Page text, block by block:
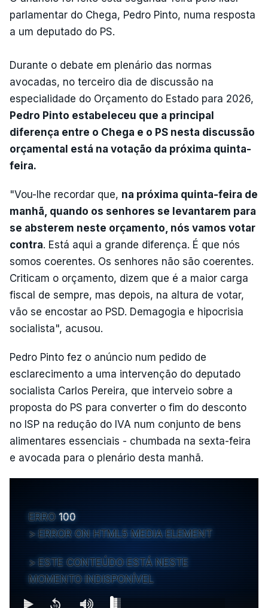
parlamentar do Chega, Pedro Pinto, numa resposta
a um deputado do PS.
Durante o debate em plenário das normas
avocadas, no terceiro dia de discussão na
especialidade do Orçamento do Estado para 2026,
Pedro Pinto estabeleceu que a principal
diferença entre o Chega e o PS nesta discussão
orçamental está na votação da próxima quinta-
feira.
"Vou-lhe recordar que, na próxima quinta-feira de
manhã, quando os senhores se levantarem para
se absterem neste orçamento, nós vamos votar
contra. Está aqui a grande diferença. É que nós
somos coerentes. Os senhores não são coerentes.
Criticam o orçamento, dizem que é a maior carga
fiscal de sempre, mas depois, na altura de votar,
vão se encostar ao PSD. Demagogia e hipocrisia
socialista", acusou.
Pedro Pinto fez o anúncio num pedido de
esclarecimento a uma intervenção do deputado
socialista Carlos Pereira, que interveio sobre a
proposta do PS para converter o fim do desconto
no ISP na redução do IVA num conjunto de bens
alimentares essenciais - chumbada na sexta-feira
e avocada para o plenário desta manhã.
ERRO 100
ERROR ON HTML5 MEDIA ELEMENT
ESTE CONTEÚDO ESTÁ NESTE
MOMENTO INDISPONÍVEL